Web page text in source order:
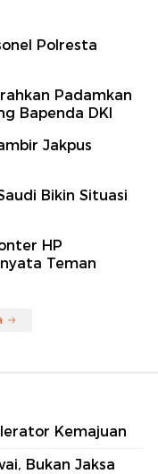
Polresta
Padamkan
Bapenda DKI
Jakpus
Bikin Situasi
HP
Teman
Kemajuan
Bukan Jaksa